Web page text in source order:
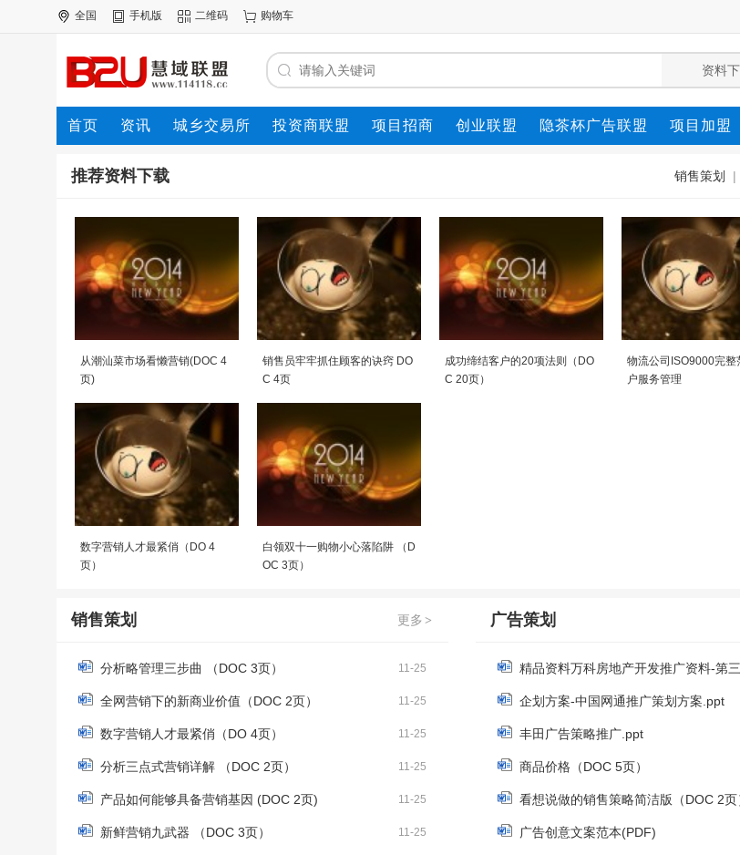
全国 手机版 二维码 购物车
首页 资讯 城乡交易所 投资商联盟 项目招商 创业联盟 隐茶杯广告联盟 项目加盟
资源联盟
销售策划 |
推荐资料下载
从潮汕菜市场看懒营销(DOC 4
页)
销售员牢牢抓住顾客的诀窍 DO
C 4页
成功缔结客户的20项法则（DO
C 20页）
物流公司ISO9000完整
户服务管理
数字营销人才最紧俏（DO 4
页）
白领双十一购物小心落陷阱 （D
OC 3页）
更多 >
销售策划
分析略管理三步曲 （DOC 3页） 11-25
全网营销下的新商业价值（DOC 2页） 11-25
数字营销人才最紧俏（DO 4页） 11-25
分析三点式营销详解 （DOC 2页） 11-25
产品如何能够具备营销基因 (DOC 2页) 11-25
新鲜营销九武器 （DOC 3页） 11-25
广告策划
精品资料万科房地产开发推广资料-第
企划方案-中国网通推广策划方案.ppt
丰田广告策略推广.ppt
商品价格（DOC 5页）
看想说做的销售策略简洁版（DOC 2页
广告创意文案范本(PDF)